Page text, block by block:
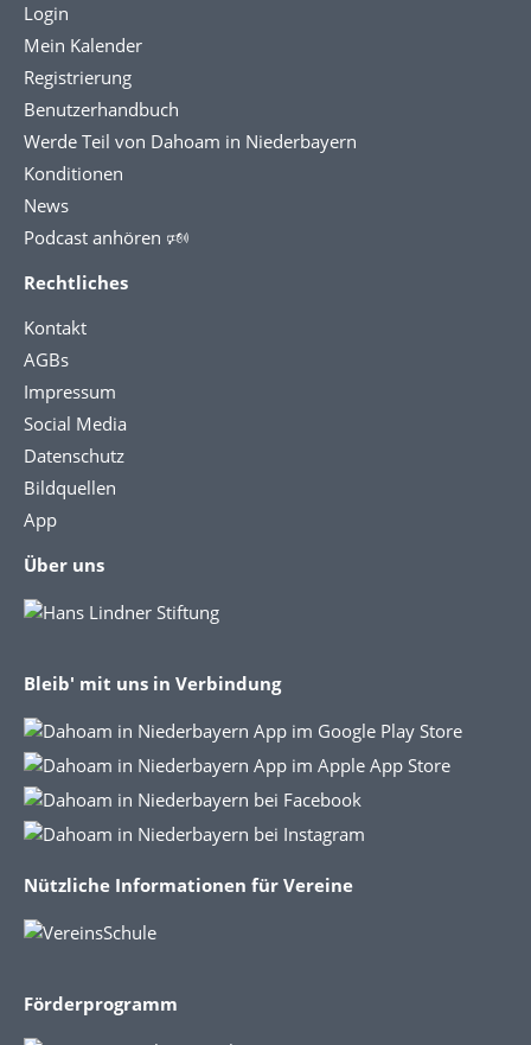
Login
Mein Kalender
Registrierung
Benutzerhandbuch
Werde Teil von Dahoam in Niederbayern
Konditionen
News
Podcast anhören 🕬
Rechtliches
Kontakt
AGBs
Impressum
Social Media
Datenschutz
Bildquellen
App
Über uns
Bleib' mit uns in Verbindung
Nützliche Informationen für Vereine
Förderprogramm